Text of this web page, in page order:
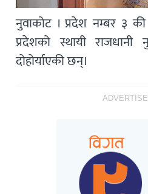
नुवाकोट । प्रदेश नम्बर ३
प्रदेशको स्थायी राजधानी
दोहोर्याएकी छन्।